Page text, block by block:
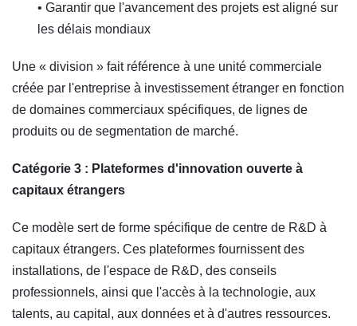
• Garantir que l'avancement des projets est aligné sur
les délais mondiaux
Une « division » fait référence à une unité commerciale
créée par l'entreprise à investissement étranger en fonction
de domaines commerciaux spécifiques, de lignes de
produits ou de segmentation de marché.
Catégorie 3 : Plateformes d'innovation ouverte à
capitaux étrangers
Ce modèle sert de forme spécifique de centre de R&D à
capitaux étrangers. Ces plateformes fournissent des
installations, de l'espace de R&D, des conseils
professionnels, ainsi que l'accès à la technologie, aux
talents, au capital, aux données et à d'autres ressources.